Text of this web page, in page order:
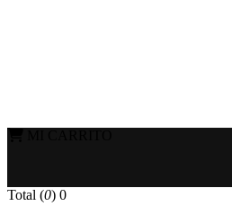
Total (0) 0